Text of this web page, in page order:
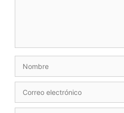
Nombre
Correo
electrónico